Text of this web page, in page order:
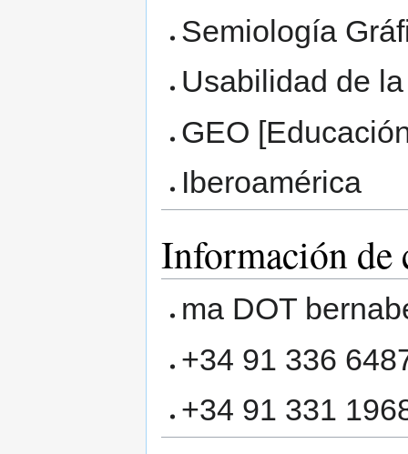
Semiología
Usabilidad de
GEO
Iberoamérica
Información de
ma DOT
+34 91 336
+34 91 331